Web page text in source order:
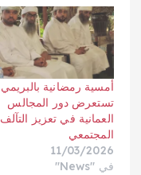
أمسية رمضانية بالبريمي
تستعرض دور المجالس
العمانية في تعزيز التآلف
المجتمعي
11/03/2026
في "News"